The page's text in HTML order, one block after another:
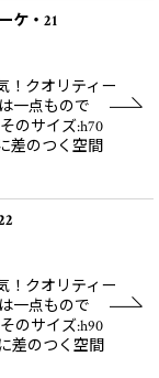
ケ・21
！クオリティー
一点もので
のサイズ:h70
差のつく空間
！クオリティー
一点もので
のサイズ:h90
差のつく空間